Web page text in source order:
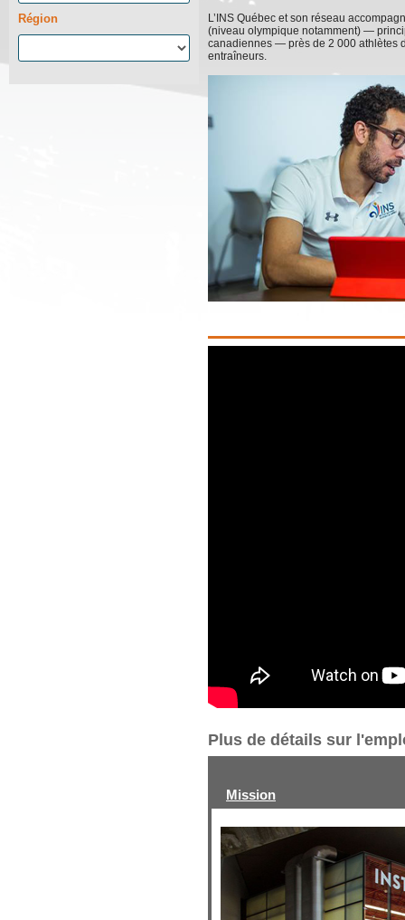
Région
L’INS Québec et son réseau
(niveau olympique notamment) —
canadiennes — près de 2 000 athlètes
entraîneurs.
Plus de détails sur
Mission